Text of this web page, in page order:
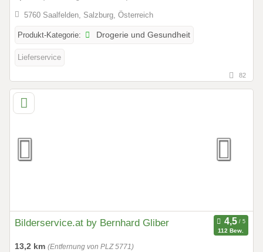
5760 Saalfelden, Salzburg, Österreich
Produkt-Kategorie: Drogerie und Gesundheit
Lieferservice
82
Bilderservice.at by Bernhard Gliber
112 Bew.
13,2 km (Entfernung von PLZ 5771)